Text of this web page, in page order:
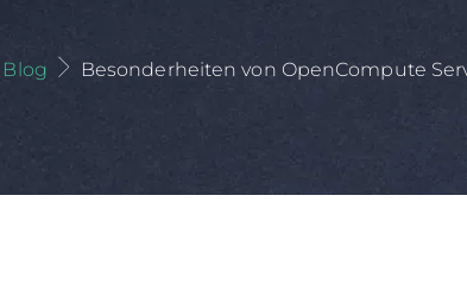
Blog Besonderheiten von OpenCompute